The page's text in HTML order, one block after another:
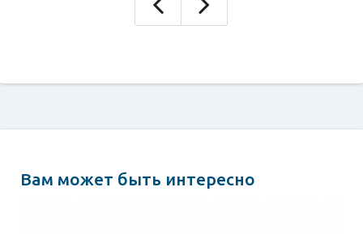
Вам может быть интересно